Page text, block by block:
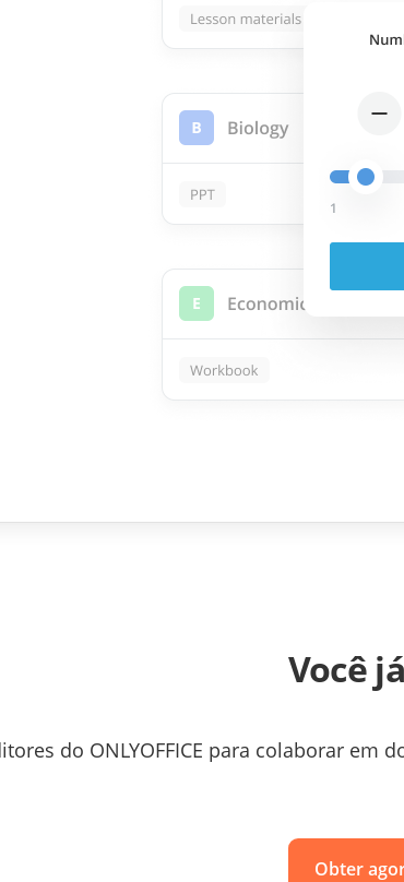
Você
do ONLYOFFICE para colaborar
Obter